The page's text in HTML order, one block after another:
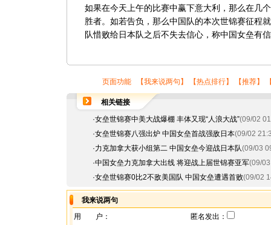
如果在今天上午的比赛中赢下意大利，那么在几
胜者。如若告负，那么中国队的本次世锦赛征程
队惜败给日本队之后不失去信心，称中国女垒有
页面功能 【我来说两句 】 【热点排行】 【推荐】
相关链接
·女垒世锦赛中美大战爆棚 丰体又现“人浪大战”(09/02
·女垒世锦赛八强出炉 中国女垒首战强敌日本(09/02
·力克加拿大获小组第二 中国女垒今迎战日本队(09/03
·中国女垒力克加拿大出线 将迎战上届世锦赛亚军(09/
·女垒世锦赛0比2不敌美国队 中国女垒遭遇首败(09/02
我来说两句
用 户：
匿名发出：